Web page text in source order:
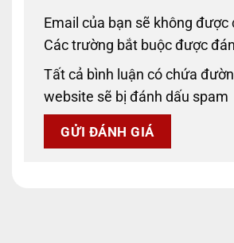
Email của bạn sẽ không được
Các trường bắt buộc được
Tất cả bình luận có chứa
website sẽ bị đánh dấu spam